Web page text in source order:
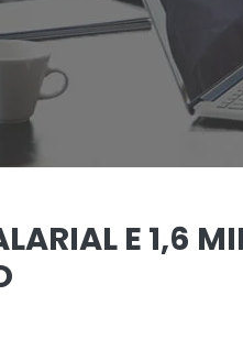
E 1,6